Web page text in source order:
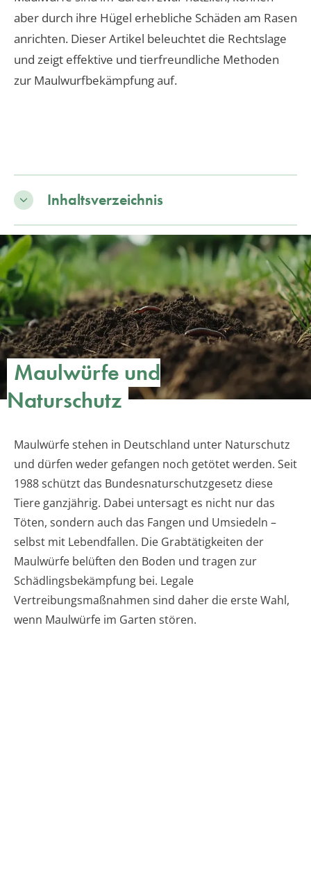
aber durch ihre Hügel erhebliche Schäden am Rasen
anrichten. Dieser Artikel beleuchtet die Rechtslage
und zeigt effektive und tierfreundliche Methoden
zur Maulwurfbekämpfung auf.
Inhaltsverzeichnis
Maulwürfe und
Naturschutz
Maulwürfe stehen in Deutschland unter Naturschutz
und dürfen weder gefangen noch getötet werden. Seit
1988 schützt das Bundesnaturschutzgesetz diese
Tiere ganzjährig. Dabei untersagt es nicht nur das
Töten, sondern auch das Fangen und Umsiedeln –
selbst mit Lebendfallen. Die Grabtätigkeiten der
Maulwürfe belüften den Boden und tragen zur
Schädlingsbekämpfung bei. Legale
Vertreibungsmaßnahmen sind daher die erste Wahl,
wenn Maulwürfe im Garten stören.